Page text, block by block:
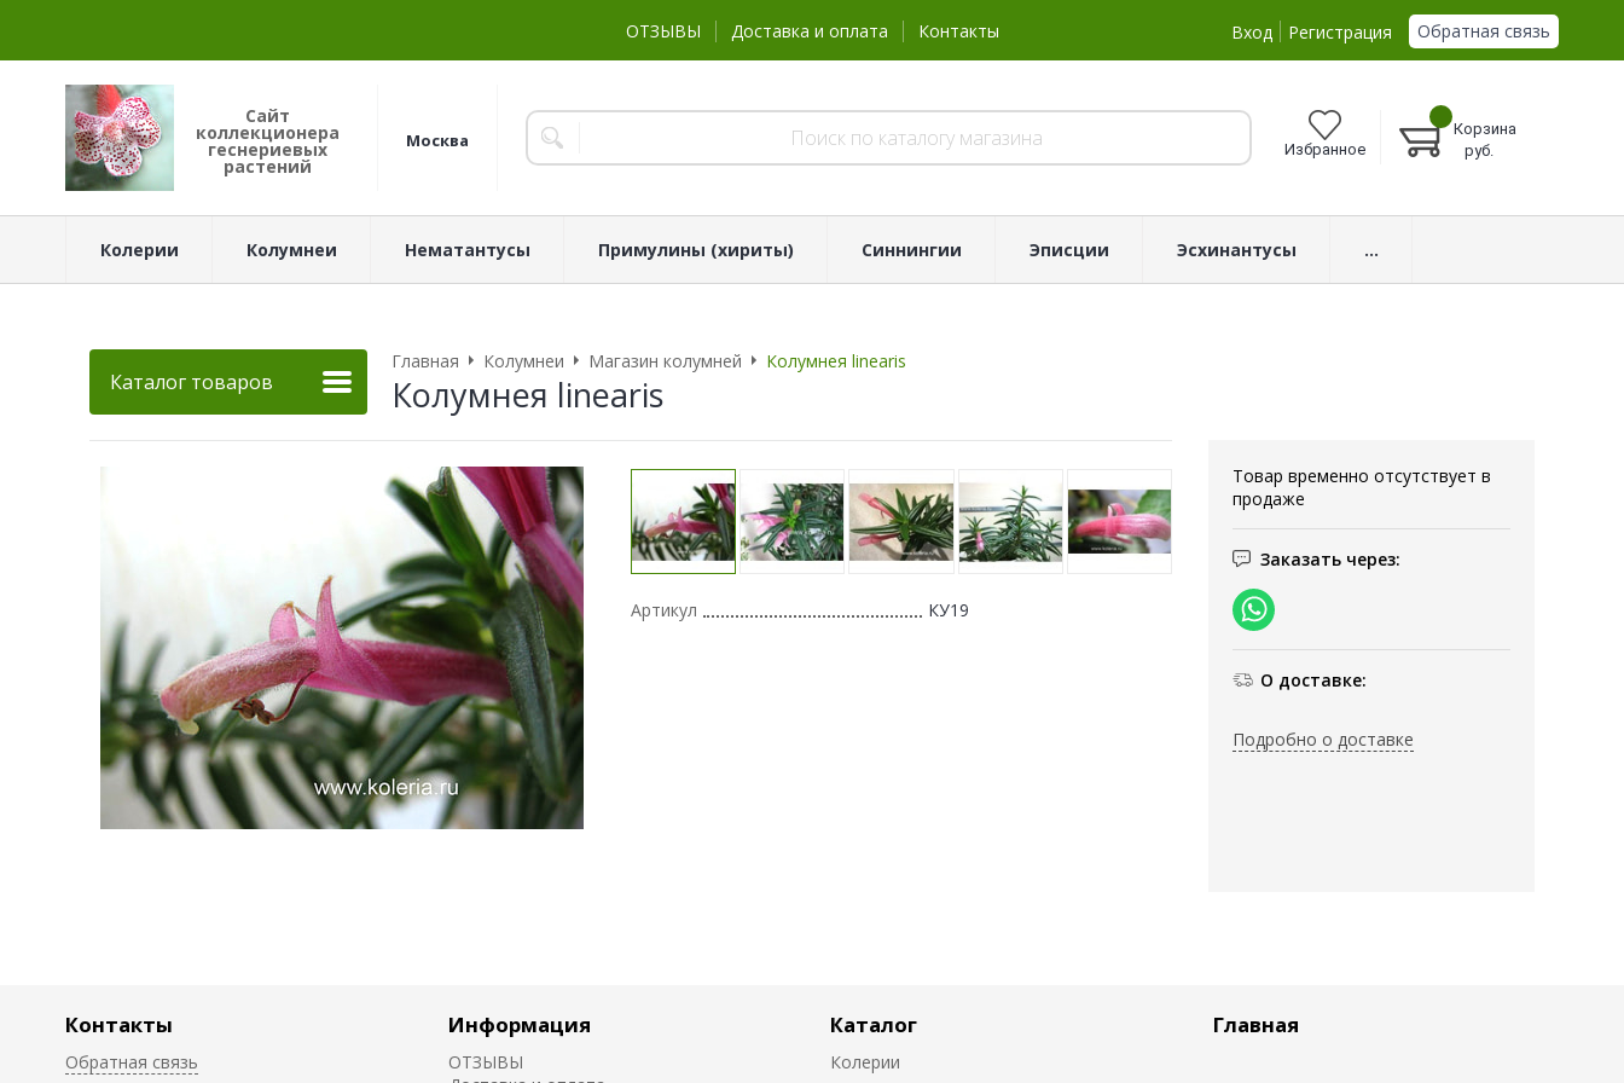
ОТЗЫВЫ Доставка и оплата Контакты Вход Регистрация Обратная связь
Сайт
коллекционера
геснериевых
растений
Москва Избранное
Корзина
руб.
Колерии Колумнеи Нематантусы Примулины (хириты) Синнингии Эписции Эсхинантусы ...
Каталог товаров
Главная Колумнеи Магазин колумней Колумнея linearis
Колумнея linearis
Товар временно отсутствует в
продаже
Заказать через:
О доставке:
Подробно о доставке
Артикул КУ19
Контакты
Обратная связь
Информация
ОТЗЫВЫ
Каталог
Колерии
Главная